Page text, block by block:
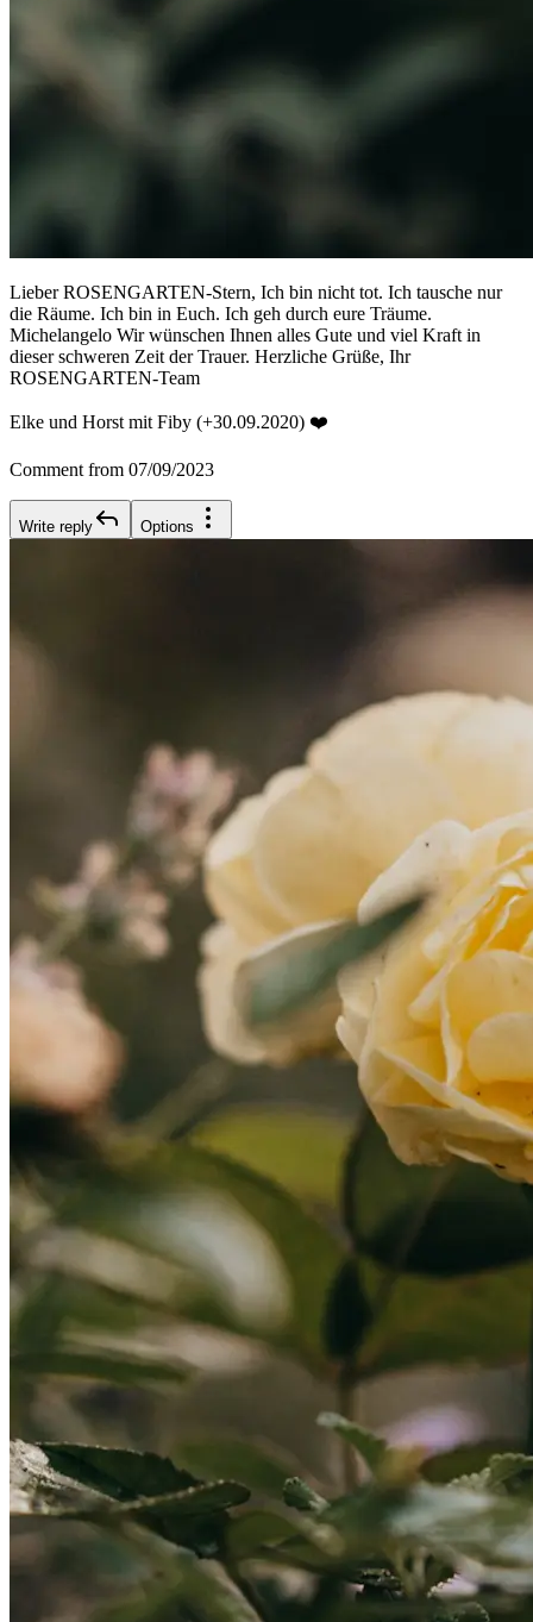
Lieber ROSENGARTEN-Stern, Ich bin nicht tot. Ich tausche nur
die Räume. Ich bin in Euch. Ich geh durch eure Träume.
Michelangelo Wir wünschen Ihnen alles Gute und viel Kraft in
dieser schweren Zeit der Trauer. Herzliche Grüße, Ihr
ROSENGARTEN-Team
Elke und Horst mit Fiby (+30.09.2020) ❤️
Comment from 07/09/2023
Write reply Options